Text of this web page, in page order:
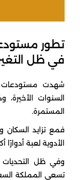
تطور
في ظل
شهدت مستودعات
السنوات الأخيرة،
المستمرة.
فمع تزايد السكان
الأدوية لعبة
وفي ظل التحديات
تسعى المملكة